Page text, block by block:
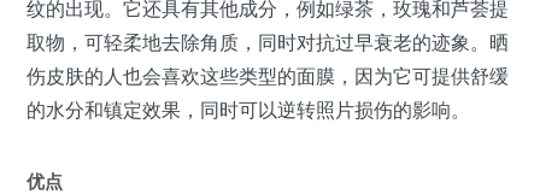
纹的出现。它还具有其他成分，例如绿茶，玫瑰和芦荟提
取物，可轻柔地去除角质，同时对抗过早衰老的迹象。晒
伤皮肤的人也会喜欢这些类型的面膜，因为它可提供舒缓
的水分和镇定效果，同时可以逆转照片损伤的影响。
优点